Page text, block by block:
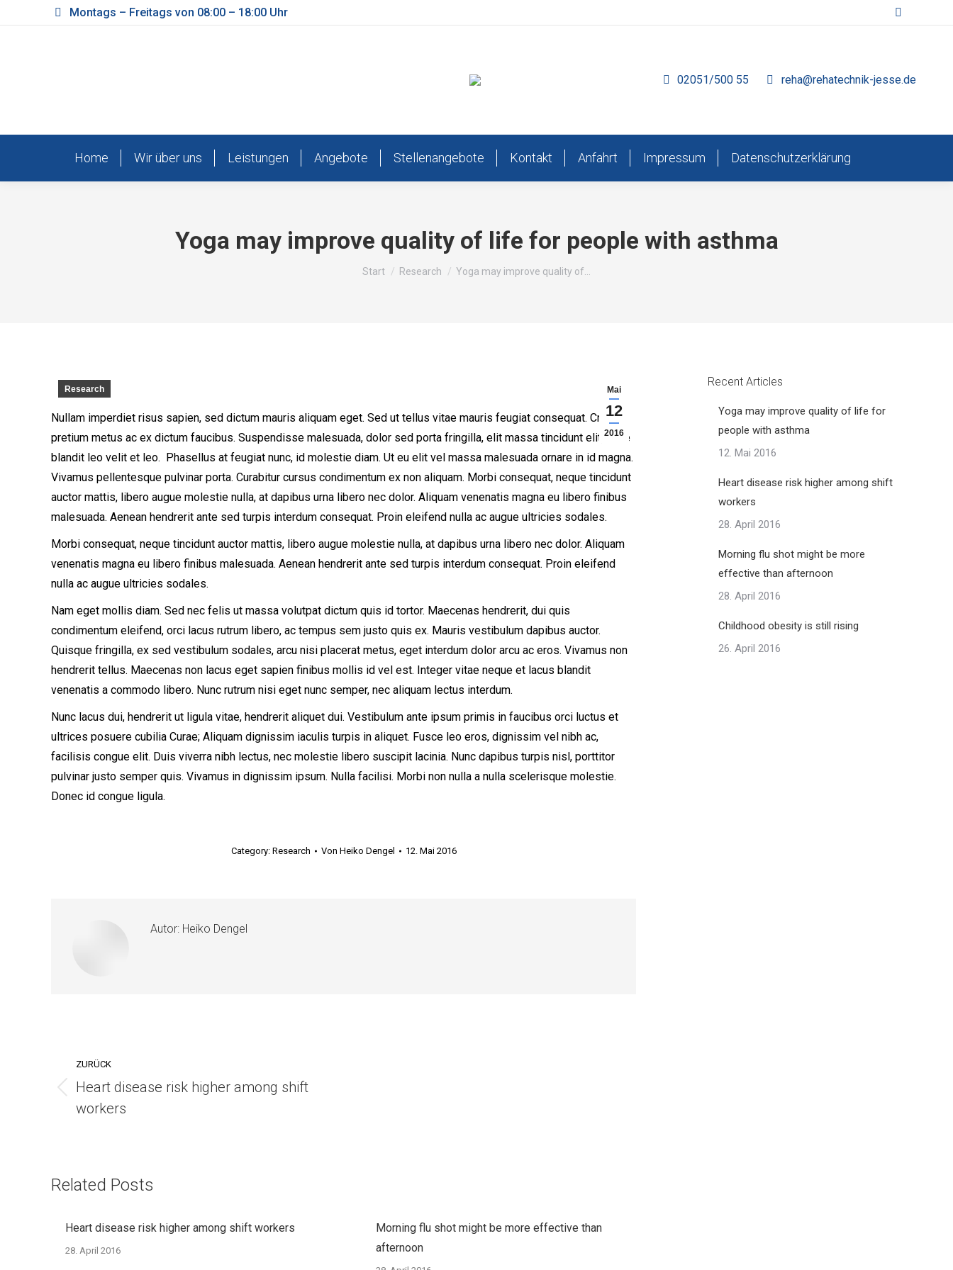
Montags – Freitags von 08:00 – 18:00 Uhr Search:
02051/500 55 reha@rehatechnik-jesse.de
Home Wir über uns Leistungen Angebote Stellenangebote Kontakt Anfahrt Impressum Datenschutzerklärung
Yoga may improve quality of life for people with asthma
Sie befinden sich hier:
Start Research Yoga may improve quality of…
Mai
12
2016
Research
Nullam imperdiet risus sapien, sed dictum mauris aliquam eget. Sed ut tellus vitae mauris feugiat consequat. Cras
pretium metus ac ex dictum faucibus. Suspendisse malesuada, dolor sed porta fringilla, elit massa tincidunt elit, vitae
blandit leo velit et leo. Phasellus at feugiat nunc, id molestie diam. Ut eu elit vel massa malesuada ornare in id magna.
Vivamus pellentesque pulvinar porta. Curabitur cursus condimentum ex non aliquam. Morbi consequat, neque tincidunt
auctor mattis, libero augue molestie nulla, at dapibus urna libero nec dolor. Aliquam venenatis magna eu libero finibus
malesuada. Aenean hendrerit ante sed turpis interdum consequat. Proin eleifend nulla ac augue ultricies sodales.
Morbi consequat, neque tincidunt auctor mattis, libero augue molestie nulla, at dapibus urna libero nec dolor. Aliquam
venenatis magna eu libero finibus malesuada. Aenean hendrerit ante sed turpis interdum consequat. Proin eleifend
nulla ac augue ultricies sodales.
Nam eget mollis diam. Sed nec felis ut massa volutpat dictum quis id tortor. Maecenas hendrerit, dui quis
condimentum eleifend, orci lacus rutrum libero, ac tempus sem justo quis ex. Mauris vestibulum dapibus auctor.
Quisque fringilla, ex sed vestibulum sodales, arcu nisi placerat metus, eget interdum dolor arcu ac eros. Vivamus non
hendrerit tellus. Maecenas non lacus eget sapien finibus mollis id vel est. Integer vitae neque et lacus blandit
venenatis a commodo libero. Nunc rutrum nisi eget nunc semper, nec aliquam lectus interdum.
Nunc lacus dui, hendrerit ut ligula vitae, hendrerit aliquet dui. Vestibulum ante ipsum primis in faucibus orci luctus et
ultrices posuere cubilia Curae; Aliquam dignissim iaculis turpis in aliquet. Fusce leo eros, dignissim vel nibh ac,
facilisis congue elit. Duis viverra nibh lectus, nec molestie libero suscipit lacinia. Nunc dapibus turpis nisl, porttitor
pulvinar justo semper quis. Vivamus in dignissim ipsum. Nulla facilisi. Morbi non nulla a nulla scelerisque molestie.
Donec id congue ligula.
Category: Research Von Heiko Dengel 12. Mai 2016
Autor: Heiko Dengel
Kommentarnavigation
ZURÜCK
Vorheriger
Beitrag:
Heart disease risk higher among shift
workers
Related Posts
Heart disease risk higher among shift workers
28. April 2016
Morning flu shot might be more effective than
afternoon
Recent Articles
Yoga may improve quality of life for
people with asthma
12. Mai 2016
Heart disease risk higher among shift
workers
28. April 2016
Morning flu shot might be more
effective than afternoon
28. April 2016
Childhood obesity is still rising
26. April 2016